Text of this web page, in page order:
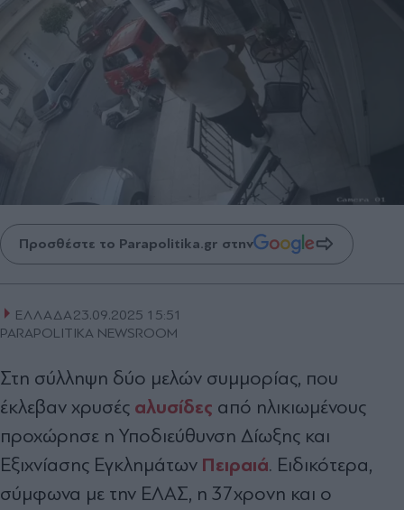
Προσθέστε το Parapolitika.gr στην
ΕΛΛΑΔΑ23.09.2025 15:51
PARAPOLITIKA NEWSROOM
Στη σύλληψη δύο μελών συμμορίας, που
έκλεβαν χρυσές αλυσίδες από ηλικιωμένους
προχώρησε η Υποδιεύθυνση Δίωξης και
Εξιχνίασης Εγκλημάτων Πειραιά. Ειδικότερα,
σύμφωνα με την ΕΛΑΣ, η 37χρονη και ο